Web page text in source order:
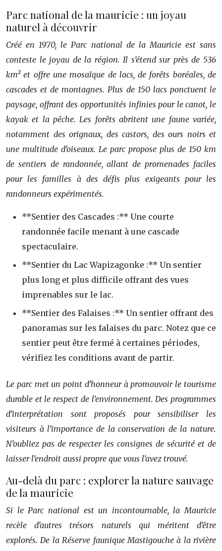
Parc national de la mauricie : un joyau
naturel à découvrir
Créé en 1970, le Parc national de la Mauricie est sans
conteste le joyau de la région. Il s’étend sur près de 536
km² et offre une mosaïque de lacs, de forêts boréales, de
cascades et de montagnes. Plus de 150 lacs ponctuent le
paysage, offrant des opportunités infinies pour le canot, le
kayak et la pêche. Les forêts abritent une faune variée,
notamment des orignaux, des castors, des ours noirs et
une multitude d’oiseaux. Le parc propose plus de 150 km
de sentiers de randonnée, allant de promenades faciles
pour les familles à des défis plus exigeants pour les
randonneurs expérimentés.
**Sentier des Cascades :** Une courte
randonnée facile menant à une cascade
spectaculaire.
**Sentier du Lac Wapizagonke :** Un sentier
plus long et plus difficile offrant des vues
imprenables sur le lac.
**Sentier des Falaises :** Un sentier offrant des
panoramas sur les falaises du parc. Notez que ce
sentier peut être fermé à certaines périodes,
vérifiez les conditions avant de partir.
Le parc met un point d’honneur à promouvoir le tourisme
durable et le respect de l’environnement. Des programmes
d’interprétation sont proposés pour sensibiliser les
visiteurs à l’importance de la conservation de la nature.
N’oubliez pas de respecter les consignes de sécurité et de
laisser l’endroit aussi propre que vous l’avez trouvé.
Au-delà du parc : explorer la nature sauvage
de la mauricie
Si le Parc national est un incontournable, la Mauricie
recèle d’autres trésors naturels qui méritent d’être
explorés. De la Réserve faunique Mastigouche à la rivière